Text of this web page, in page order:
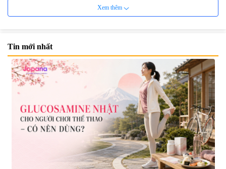
Xem thêm
Tin mới nhất